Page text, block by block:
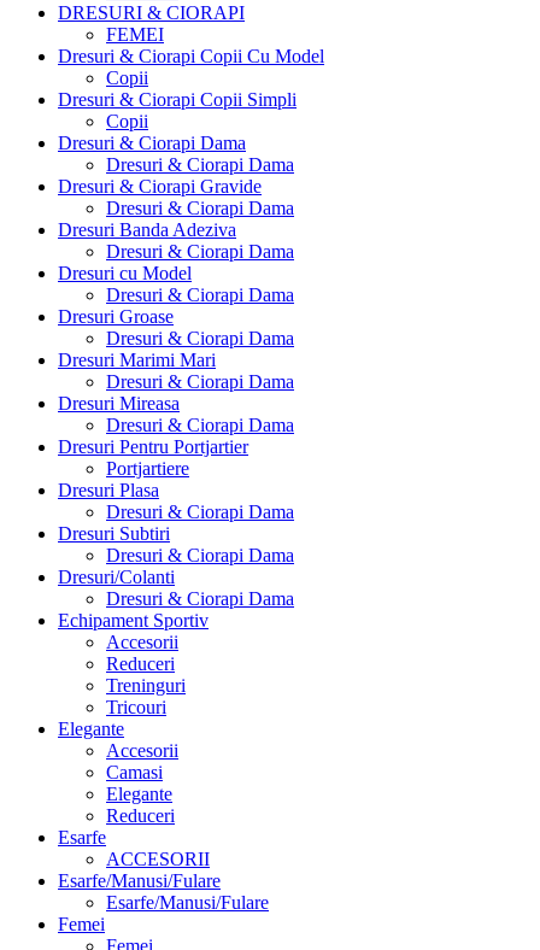
DRESURI & CIORAPI
FEMEI
Dresuri & Ciorapi Copii Cu Model
Copii
Dresuri & Ciorapi Copii Simpli
Copii
Dresuri & Ciorapi Dama
Dresuri & Ciorapi Dama
Dresuri & Ciorapi Gravide
Dresuri & Ciorapi Dama
Dresuri Banda Adeziva
Dresuri & Ciorapi Dama
Dresuri cu Model
Dresuri & Ciorapi Dama
Dresuri Groase
Dresuri & Ciorapi Dama
Dresuri Marimi Mari
Dresuri & Ciorapi Dama
Dresuri Mireasa
Dresuri & Ciorapi Dama
Dresuri Pentru Portjartier
Portjartiere
Dresuri Plasa
Dresuri & Ciorapi Dama
Dresuri Subtiri
Dresuri & Ciorapi Dama
Dresuri/Colanti
Dresuri & Ciorapi Dama
Echipament Sportiv
Accesorii
Reduceri
Treninguri
Tricouri
Elegante
Accesorii
Camasi
Elegante
Reduceri
Esarfe
ACCESORII
Esarfe/Manusi/Fulare
Esarfe/Manusi/Fulare
Femei
Femei